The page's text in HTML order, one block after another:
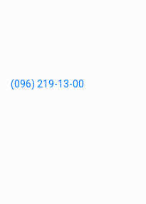
(096) 219-13-00